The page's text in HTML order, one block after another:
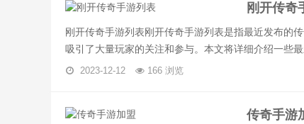
刚开传奇
刚开传奇手游列表刚开传奇手游列表是指最近发布的
吸引了大量玩家的关注和参与。本文将详细介绍一些最
2023-12-12 166 浏览
传奇手游